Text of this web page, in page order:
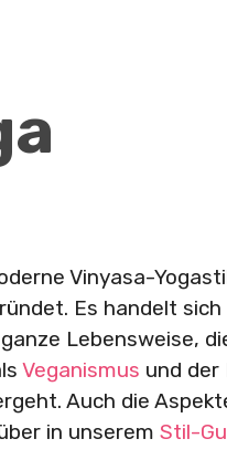
Vinyasa-
Es handelt
Lebensweise,
Veganismus und der
Auch die
in unserem Stil-